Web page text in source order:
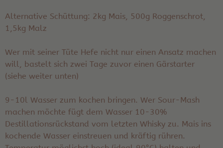
Alternative Schüttung: 2kg Mais, 500g Roggenschrot,
1,5kg Malz
Wer mit seiner Tüte Hefe nicht nur einen Ansatz machen
will, bastelt sich zwei Tage zuvor einen Gärstarter
(siehe weiter unten)
9-10l Wasser zum kochen bringen. Wer Sour-Mash
machen möchte fügt dem Wasser 10-30%
Destillationsrückstand vom letzten Whisky zu. Mais ins
kochende Wasser einstreuen und kräftig rühren.